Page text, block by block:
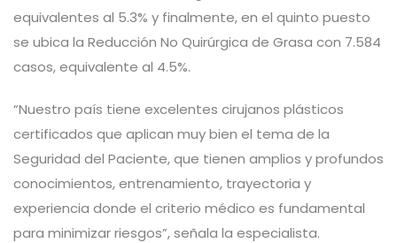
equivalentes al 5.3% y finalmente, en el quinto puesto
se ubica la Reducción No Quirúrgica de Grasa con 7.584
casos, equivalente al 4.5%.
“Nuestro país tiene excelentes cirujanos plásticos
certificados que aplican muy bien el tema de la
Seguridad del Paciente, que tienen amplios y profundos
conocimientos, entrenamiento, trayectoria y
experiencia donde el criterio médico es fundamental
para minimizar riesgos”, señala la especialista.